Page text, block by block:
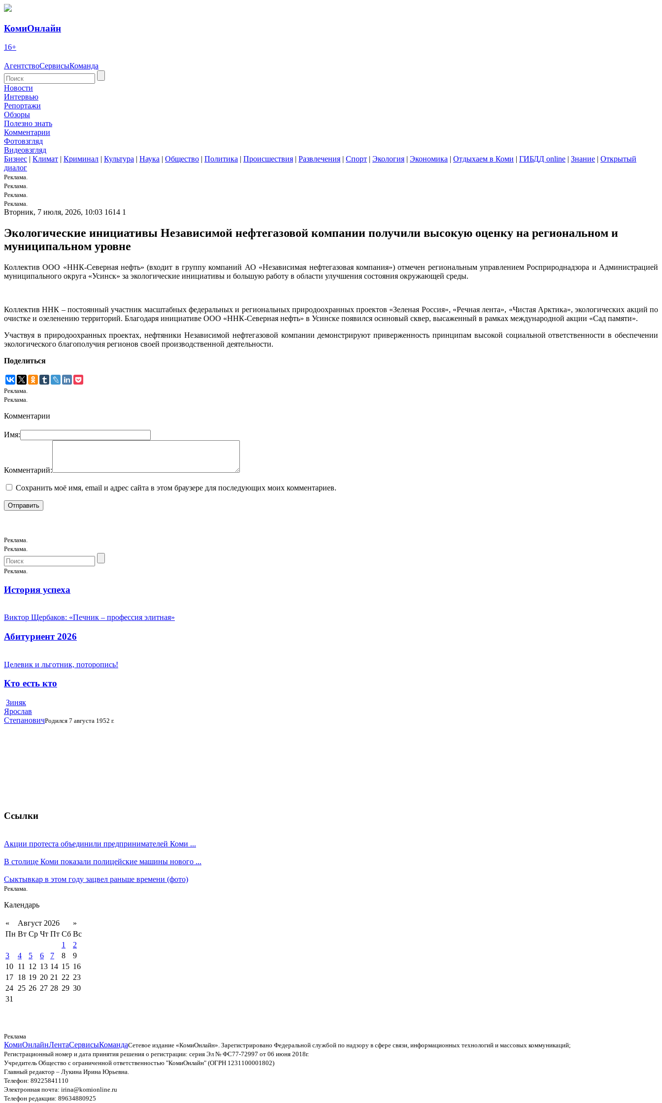
КомиОнлайн
16+
АгентствоСервисыКоманда
Новости
Интервью
Репортажи
Обзоры
Полезно знать
Комментарии
Фотовзгляд
Видеовзгляд
Бизнес | Климат | Криминал | Культура | Наука | Общество | Политика | Происшествия | Развлечения | Спорт | Экология | Экономика | Отдыхаем в Коми | ГИБДД online | Знание | Открытый
диалог
Реклама.
Реклама.
Реклама.
Реклама.
Вторник, 7 июля, 2026, 10:03 1614 1
Экологические инициативы Независимой нефтегазовой компании получили высокую оценку на региональном и
муниципальном уровне
Коллектив ООО «ННК-Северная нефть» (входит в группу компаний АО «Независимая нефтегазовая компания») отмечен региональным управлением Росприроднадзора и Администрацией
муниципального округа «Усинск» за экологические инициативы и большую работу в области улучшения состояния окружающей среды.
Коллектив ННК – постоянный участник масштабных федеральных и региональных природоохранных проектов «Зеленая Россия», «Речная лента», «Чистая Арктика», экологических акций по
очистке и озеленению территорий. Благодаря инициативе ООО «ННК-Северная нефть» в Усинске появился осиновый сквер, высаженный в рамках международной акции «Сад памяти».
Участвуя в природоохранных проектах, нефтяники Независимой нефтегазовой компании демонстрируют приверженность принципам высокой социальной ответственности в обеспечении
экологического благополучия регионов своей производственной деятельности.
Поделиться
Реклама.
Реклама.
Комментарии
Имя:
Комментарий:
Сохранить моё имя, email и адрес сайта в этом браузере для последующих моих комментариев.
Реклама.
Реклама.
Реклама.
История успеха
Виктор Щербаков: «Печник – профессия элитная»
Абитуриент 2026
Целевик и льготник, поторопись!
Кто есть кто
Зиняк
Ярослав
СтепановичРодился 7 августа 1952 г.
Ссылки
Акции протеста объединили предпринимателей Коми ...
В столице Коми показали полицейские машины нового ...
Сыктывкар в этом году зацвел раньше времени (фото)
Реклама.
Календарь
« Август 2026
»
Пн Вт Ср Чт Пт Сб Вс
1
2
3
4 5 6 7 8
9
10 11 12 13 14 15 16
17 18 19 20 21 22 23
24 25 26 27 28 29 30
31
Реклама
КомиОнлайнЛентаСервисыКомандаСетевое издание «КомиОнлайн». Зарегистрировано Федеральной службой по надзору в сфере связи, информационных технологий и массовых коммуникаций;
Регистрационный номер и дата принятия решения о регистрации: серия Эл № ФС77-72997 от 06 июня 2018г.
Учредитель Общество с ограниченной ответственностью "КомиОнлайн" (ОГРН 1231100001802)
Главный редактор – Лукина Ирина Юрьевна.
Телефон: 89225841110
Электронная почта: irina@komionline.ru
Телефон редакции: 89634880925